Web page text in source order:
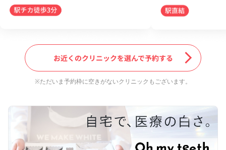
お近くのクリニックを選んで予約する
※ただいま予約枠に空きがないクリニックもございます。